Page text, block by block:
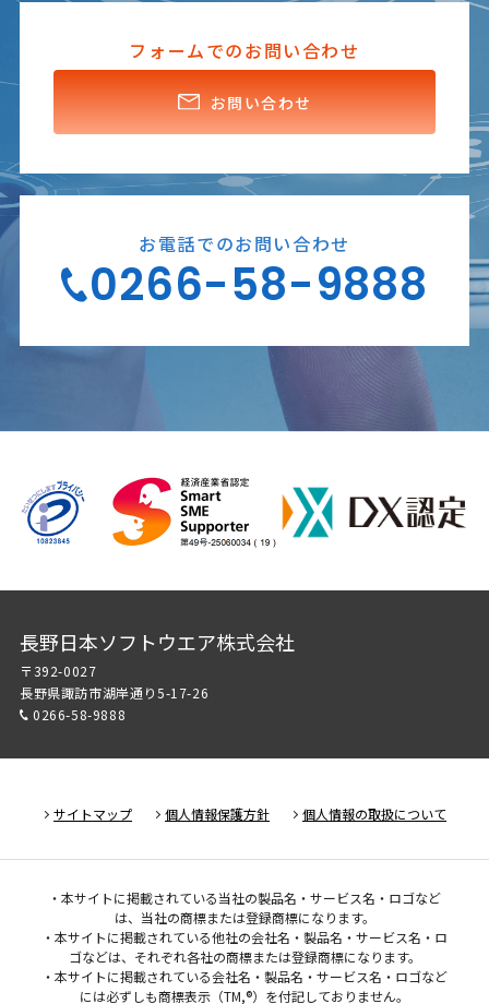
フォームでのお問い合わせ
お問い合わせ
お電話でのお問い合わせ
0266-58-9888
長野日本ソフトウエア株式会社
〒392-0027
長野県諏訪市湖岸通り5-17-26
0266-58-9888
サイトマップ 個人情報保護方針 個人情報の取扱について
・本サイトに掲載されている当社の製品名・サービス名・ロゴなど
は、当社の商標または登録商標になります。
・本サイトに掲載されている他社の会社名・製品名・サービス名・ロ
ゴなどは、それぞれ各社の商標または登録商標になります。
・本サイトに掲載されている会社名・製品名・サービス名・ロゴなど
には必ずしも商標表示（TM,®）を付記しておりません。